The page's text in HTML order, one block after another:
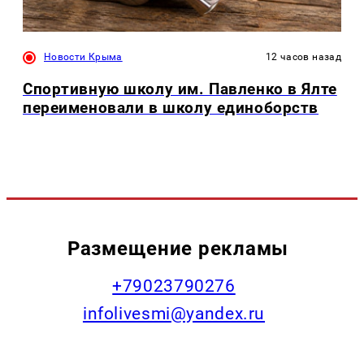
Новости Крыма 12 часов назад
Спортивную школу им. Павленко в Ялте
переименовали в школу единоборств
Размещение рекламы
+79023790276
infolivesmi@yandex.ru